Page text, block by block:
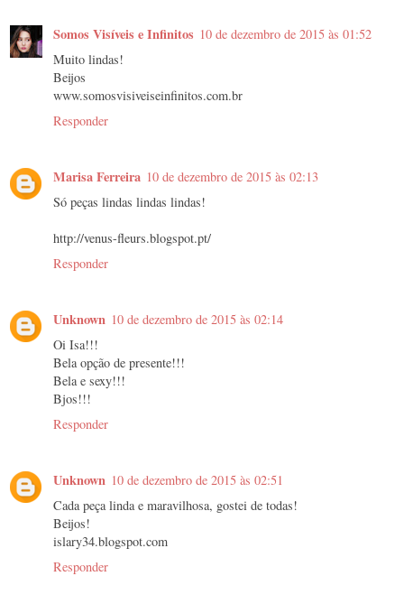
Somos Visíveis e Infinitos 10 de dezembro de 2015 às 01:52
Muito lindas!
Beijos
www.somosvisiveiseinfinitos.com.br
Responder
Marisa Ferreira 10 de dezembro de 2015 às 02:13
Só peças lindas lindas lindas!
http://venus-fleurs.blogspot.pt/
Responder
Unknown 10 de dezembro de 2015 às 02:14
Oi Isa!!!
Bela opção de presente!!!
Bela e sexy!!!
Bjos!!!
Responder
Unknown 10 de dezembro de 2015 às 02:51
Cada peça linda e maravilhosa, gostei de todas!
Beijos!
islary34.blogspot.com
Responder